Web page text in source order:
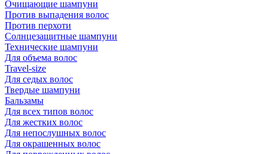
Очищающие шампуни
Против выпадения волос
Против перхоти
Солнцезащитные шампуни
Технические шампуни
Для объема волос
Travel-size
Для седых волос
Твердые шампуни
Бальзамы
Для всех типов волос
Для жестких волос
Для непослушных волос
Для окрашенных волос